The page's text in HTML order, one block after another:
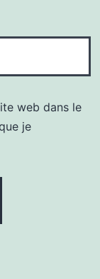
web dans le
je